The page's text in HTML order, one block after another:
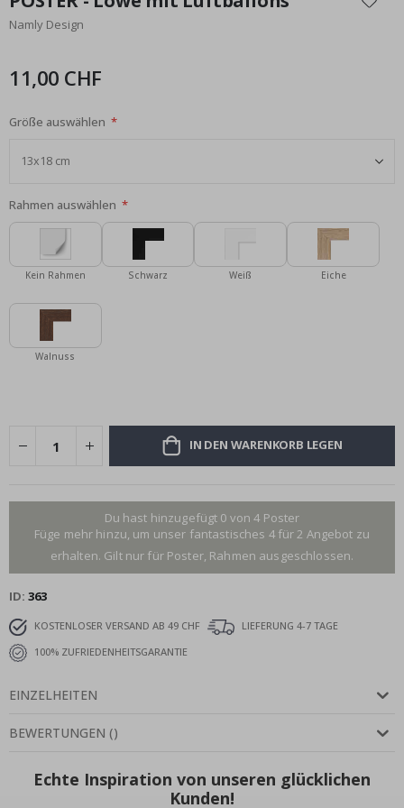
der
Bildgalerie
Namly Design
11,00 CHF
Größe auswählen
Rahmen auswählen
Kein Rahmen Schwarz Weiß Eiche
Walnuss
IN DEN WARENKORB LEGEN
Du hast hinzugefügt 0 von 4 Poster
Füge mehr hinzu, um unser fantastisches 4 für 2 Angebot zu
erhalten. Gilt nur für Poster, Rahmen ausgeschlossen.
ID 363
KOSTENLOSER VERSAND AB 49 CHF
LIEFERUNG 4-7 TAGE
100% ZUFRIEDENHEITSGARANTIE
EINZELHEITEN
BEWERTUNGEN ()
Echte Inspiration von unseren glücklichen
Kunden!